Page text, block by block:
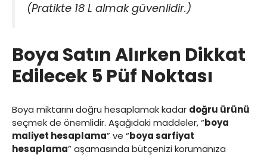
(Pratikte 18 L almak güvenlidir.)
Boya Satın Alırken Dikkat
Edilecek 5 Püf Noktası
Boya miktarını doğru hesaplamak kadar doğru ürünü
seçmek de önemlidir. Aşağıdaki maddeler, “boya
maliyet hesaplama” ve “boya sarfiyat
hesaplama” aşamasında bütçenizi korumanıza